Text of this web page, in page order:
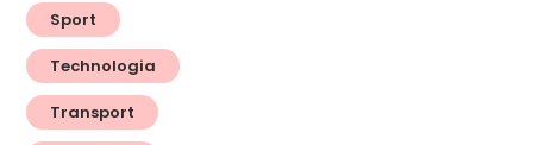
Sport
Technologia
Transport